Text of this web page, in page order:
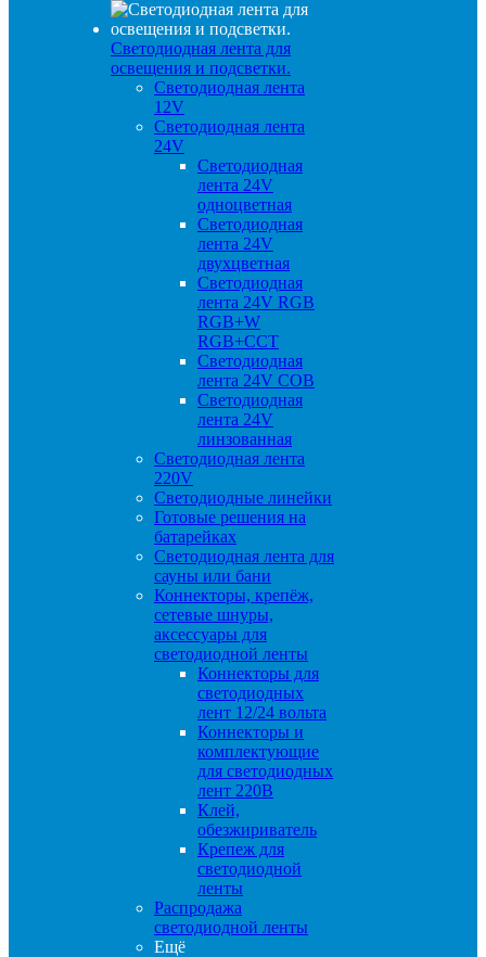
Светодиодная лента для
освещения и подсветки.
Светодиодная лента
12V
Светодиодная лента
24V
Светодиодная
лента 24V
одноцветная
Светодиодная
лента 24V
двухцветная
Светодиодная
лента 24V RGB
RGB+W
RGB+CCT
Светодиодная
лента 24V COB
Светодиодная
лента 24V
линзованная
Светодиодная лента
220V
Светодиодные линейки
Готовые решения на
батарейках
Светодиодная лента для
сауны или бани
Коннекторы, крепёж,
сетевые шнуры,
аксессуары для
светодиодной ленты
Коннекторы для
светодиодных
лент 12/24 вольта
Коннекторы и
комплектующие
для светодиодных
лент 220В
Клей,
обезжириватель
Крепеж для
светодиодной
ленты
Распродажа
светодиодной ленты
Ещё